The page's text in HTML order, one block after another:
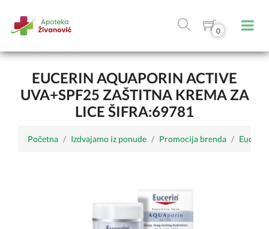
0
EUCERIN AQUAPORIN ACTIVE
UVA+SPF25 ZAŠTITNA KREMA ZA
LICE ŠIFRA:69781
Početna Izdvajamo iz ponude Promocija brenda Eucerin